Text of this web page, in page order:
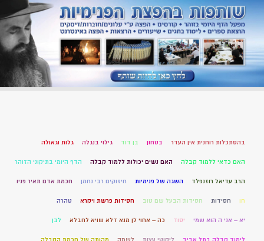
בהסתכלות רוחנית אין העדר בטחון בן דוד גילוי בנגלה גלות וגאולה
האם כדאי ללמוד קבלה האם נשים יכולות ללמוד קבלה הדף היומי בתיקוני הזוהר
הרב עדיאל רוזנפלד השגה של פנימיות חיזוקים רבי נחמן חכמת אדם תאיר פניו
חן חסידות חסידות הבעל שם טוב חסידות פרשת ויקרא טהרה
יא – אני ה הוא שמי יסוד כה – אחוי לן מנא דלא שויא לחבלא לבן
לימוד קבלה בתל אביב ליקוטי עצות לשמה מהותה של חכמת הקבלה